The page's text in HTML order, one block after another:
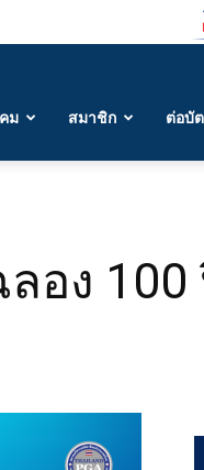
ม สมาชิก ต่อบั
อง